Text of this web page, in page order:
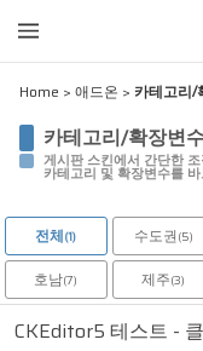
Home > 애드온 > 카테고리/
카테고리/확장변
게시판 스킨에서 간단한
카테고리 및 확장변수를
전체(1) 수도권(5)
호남(7) 제주(3)
CKEditor5 테스트 -